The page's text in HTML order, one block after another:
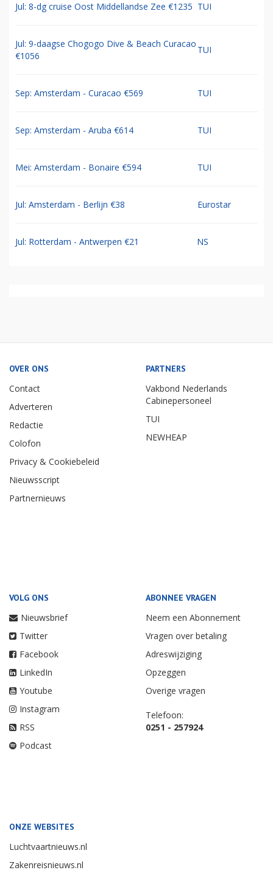
Jul: 8-dg cruise Oost Middellandse Zee €1235 TUI
Jul: 9-daagse Chogogo Dive & Beach Curacao
€1056
TUI
Sep: Amsterdam - Curacao €569 TUI
Sep: Amsterdam - Aruba €614 TUI
Mei: Amsterdam - Bonaire €594 TUI
Jul: Amsterdam - Berlijn €38 Eurostar
Jul: Rotterdam - Antwerpen €21 NS
OVER ONS
Contact
Adverteren
Redactie
Colofon
Privacy & Cookiebeleid
Nieuwsscript
Partnernieuws
PARTNERS
Vakbond Nederlands
Cabinepersoneel
TUI
NEWHEAP
VOLG ONS
Nieuwsbrief
Twitter
Facebook
LinkedIn
Youtube
Instagram
RSS
Podcast
ABONNEE VRAGEN
Neem een Abonnement
Vragen over betaling
Adreswijziging
Opzeggen
Overige vragen
Telefoon:
0251 - 257924
ONZE WEBSITES
Luchtvaartnieuws.nl
Zakenreisnieuws.nl